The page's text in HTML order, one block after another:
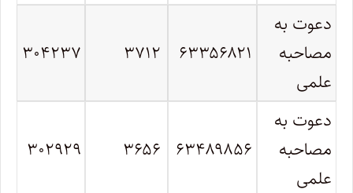
دعوت به
مصاحبه
علمی
۶۳۳۵۶۸۲۱ ۳۷۱۲ ۳۰۴۲۳۷
دعوت به
مصاحبه
علمی
۶۳۴۸۹۸۵۶ ۳۶۵۶ ۳۰۲۹۲۹